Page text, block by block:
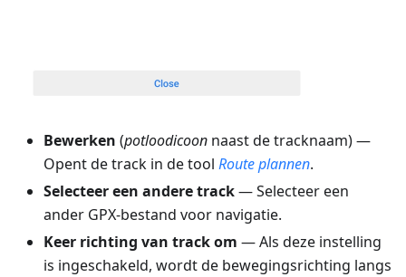
Bewerken (potloodicoon naast de tracknaam) —
Opent de track in de tool Route plannen.
Selecteer een andere track— Selecteer een
ander GPX-bestand voor navigatie.
Keer richting van track om — Als deze instelling
is ingeschakeld, wordt de bewegingsrichting langs